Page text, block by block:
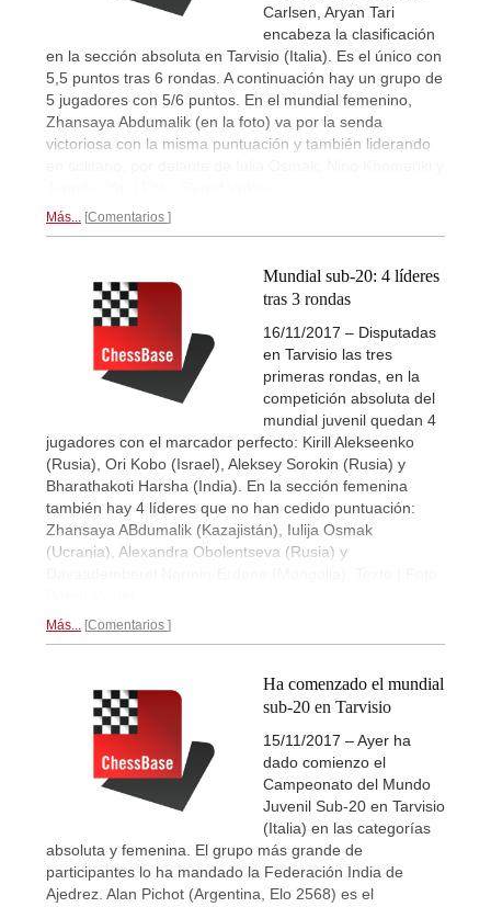
Carlsen, Aryan Tari
encabeza la clasificación
en la sección absoluta en Tarvisio (Italia). Es el único con
5,5 puntos tras 6 rondas. A continuación hay un grupo de
5 jugadores con 5/6 puntos. En el mundial femenino,
Zhansaya Abdumalik (en la foto) va por la senda
victoriosa con la misma puntuación y también liderando
Más... Comentarios
Mundial sub-20: 4 líderes
tras 3 rondas
16/11/2017 – Disputadas
en Tarvisio las tres
primeras rondas, en la
competición absoluta del
mundial juvenil quedan 4
jugadores con el marcador perfecto: Kirill Alekseenko
(Rusia), Ori Kobo (Israel), Aleksey Sorokin (Rusia) y
Bharathakoti Harsha (India). En la sección femenina
también hay 4 líderes que no han cedido puntuación:
Zhansaya ABdumalik (Kazajistán), Iulija Osmak
(Ucrania), Alexandra Obolentseva (Rusia) y
Más... Comentarios
Ha comenzado el mundial
sub-20 en Tarvisio
15/11/2017 – Ayer ha
dado comienzo el
Campeonato del Mundo
Juvenil Sub-20 en Tarvisio
(Italia) en las categorías
absoluta y femenina. El grupo más grande de
participantes lo ha mandado la Federación India de
Ajedrez. Alan Pichot (Argentina, Elo 2568) es el